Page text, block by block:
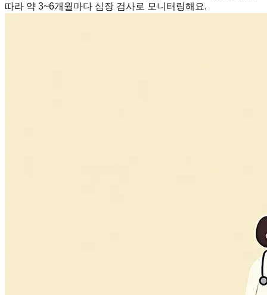
따라 약 3~6개월마다 심장 검사로 모니터링해요.